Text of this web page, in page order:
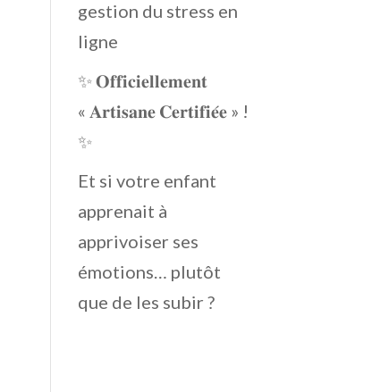
gestion du stress en
ligne
✨ 𝐎𝐟𝐟𝐢𝐜𝐢𝐞𝐥𝐥𝐞𝐦𝐞𝐧𝐭
« 𝐀𝐫𝐭𝐢𝐬𝐚𝐧𝐞 𝐂𝐞𝐫𝐭𝐢𝐟𝐢𝐞́𝐞 » !
✨
Et si votre enfant
apprenait à
apprivoiser ses
émotions… plutôt
que de les subir ?